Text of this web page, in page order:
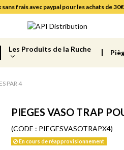
sans frais avec paypal pour les achats de
Les Produits de la Ruche
PAR 4
PIEGES VASO TRAP
(CODE : PIEGESVASOTRAPX4)
En cours de réapprovisionnement